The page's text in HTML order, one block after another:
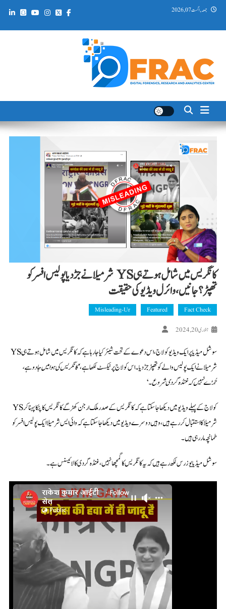
Skip جمعہ, اگست 07, 2026
DFRAC_ORG
کانگریس میں شامل ہوتے ہی YS شرمیلا نے جڑ دیا پولیس افسر کو
تھپڑ؟ جانیں، وائرل ویڈیو کی حقیقت
Fact Check
Featured
Misleading-Ur
جنوری 20, 2024
سوشل میڈیا پر ایک ویڈیو کولاج، اس دعوے کے تحت شیئر کیا جا رہا ہے کہ کانگریس میں شامل ہوتے ہی YS
شرمیلا نے ایک پولیس والے کو تھپڑ جڑ دیا۔ اس کولاج پر ٹیکسٹ لکھا ہے، ’کانگریس کی ہوا میں جادو ہے،
جُڑے نہیں کہ غنڈہ گردی شروع۔‘
کولاج کے پہلے ویڈیو میں دیکھا جا سکتا ہے کہ کانگریس کے صدر ملک ارجن کھڑگے کانگریس کا پٹکا پہنا کر YS
شرمیلا کا استقبال کر رہے ہیں، وہیں دوسرے ویڈیو میں دیکھا جا سکتا ہے کہ وائی ایس شرمیلا ایک پولیس افسر کو
طمانچہ مار رہی ہیں۔
سوشل میڈیا یوزرس لکھ رہے ہیں کہ یہ کانگریس کا گمچھا نہیں، غنڈہ گردی کا لائیسنس ہے۔